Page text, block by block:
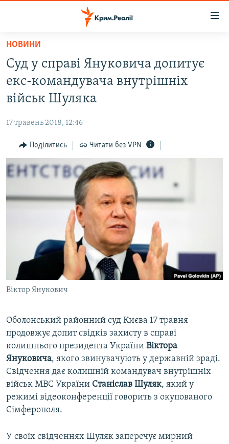
Перейти
основного
матеріалу
Перейти
до
основної
навігації
Перейти
до
пошуку
ВОДА.КРИМ
ВІДЕО ТА ФОТО
БЛОГИ
ПОГЛЯД
ІНТЕРВ'Ю
СПЕЦПРОЕКТИ
ВІДЕОУРОКИ «ELIFBE»
СВІДЧЕННЯ ОКУПАЦІЇ
УКРАЇНСЬКА ПРОБЛЕМА КРИМУ
ІНФОГРАФІКА
ЯК ОБІЙТИ БЛОКУВАННЯ
Русский
Qırımtatar
ДОЛУЧАЙСЯ!
Усі сайти RFE/RL
НОВИНИ
Суд у справі Януковича допитує
екс-командувача внутрішніх
військ Шуляка
17 травень 2018, 12:46
Поділитись Читати без VPN
Віктор Янукович
Оболонський районний суд Києва 17 травня
продовжує допит свідків захисту в справі
колишнього президента України Віктора
Януковича, якого звинувачують у державній зраді.
Свідчення дає колишній командувач внутрішніх
військ МВС України Станіслав Шуляк, який у
режимі відеоконференції говорить з окупованого
Сімферополя.
У своїх свідченнях Шуляк заперечує мирний